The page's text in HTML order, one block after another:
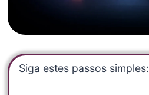
Siga estes passos simples: